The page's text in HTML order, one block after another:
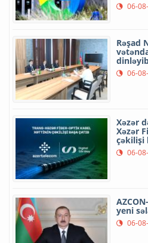
06-
Rəşad
06-
Xəzər
Xəzər
çəkilişi
06-
yeni
06-